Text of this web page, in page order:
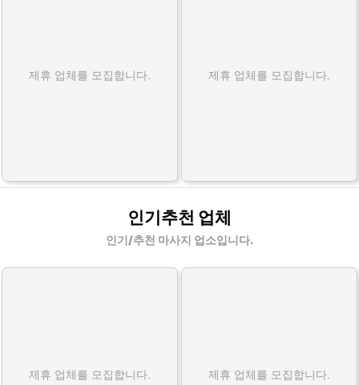
제휴 업체를 모집합니다. 제휴 업체를 모집합니다.
인기추천 업체
인기/추천 마사지 업소입니다.
제휴 업체를 모집합니다. 제휴 업체를 모집합니다.